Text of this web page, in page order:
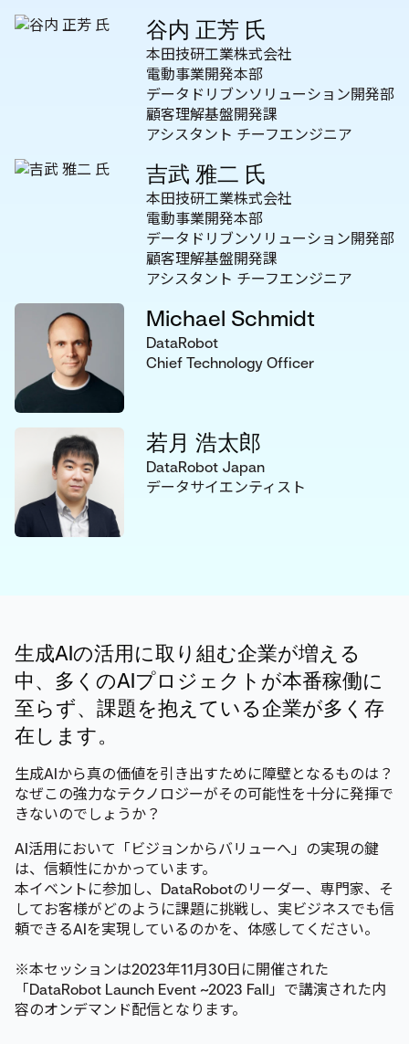
谷内 正芳 氏
本田技研工業株式会社
電動事業開発本部
データドリブンソリューション開発部
顧客理解基盤開発課
アシスタント チーフエンジニア
吉武 雅二 氏
本田技研工業株式会社
電動事業開発本部
データドリブンソリューション開発部
顧客理解基盤開発課
アシスタント チーフエンジニア
Michael Schmidt
DataRobot
Chief Technology Officer
若月 浩太郎
DataRobot Japan
データサイエンティスト
生成AIの活用に取り組む企業が増える
中、多くのAIプロジェクトが本番稼働に
至らず、課題を抱えている企業が多く存
在します。
生成AIから真の価値を引き出すために障壁となるものは？
なぜこの強力なテクノロジーがその可能性を十分に発揮で
きないのでしょうか？
AI活用において「ビジョンからバリューへ」の実現の鍵
は、信頼性にかかっています。
本イベントに参加し、DataRobotのリーダー、専門家、そ
してお客様がどのように課題に挑戦し、実ビジネスでも信
頼できるAIを実現しているのかを、体感してください。
※本セッションは2023年11月30日に開催された
「DataRobot Launch Event ~2023 Fall」で講演された内
容のオンデマンド配信となります。